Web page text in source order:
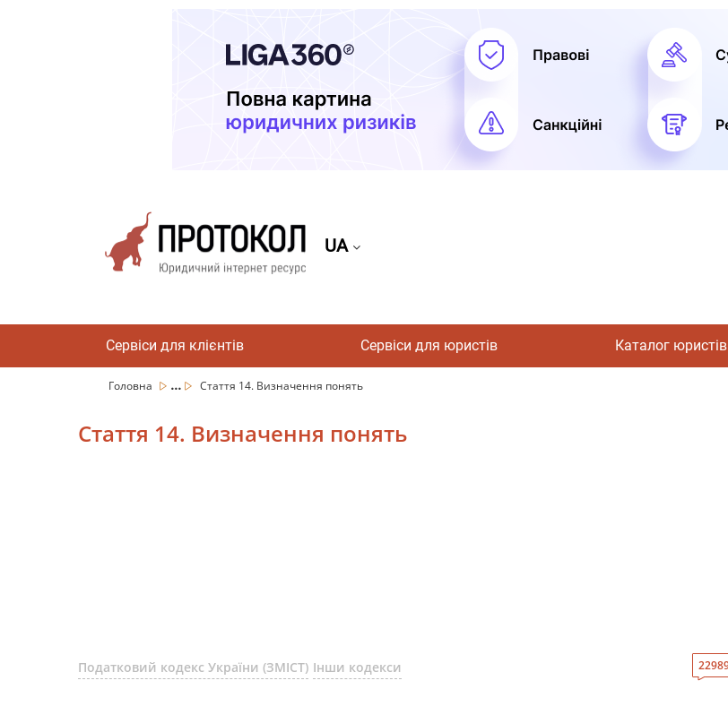
UA
Сервіси для клієнтів Сервіси для юристів Каталог юристів
Головна ... Стаття 14. Визначення понять
Стаття 14. Визначення понять
Податковий кодекс України (ЗМІСТ) Інши кодекси